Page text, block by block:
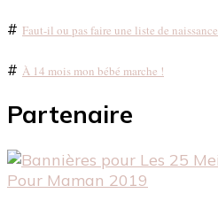
# Faut-il ou pas faire une liste de naissance
# À 14 mois mon bébé marche !
Partenaire